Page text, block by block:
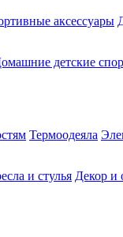
аксессуары
детские
Термоодеяла
и стулья Декор и